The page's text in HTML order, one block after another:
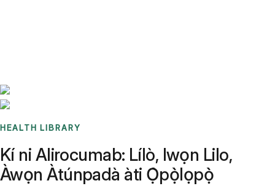
HEALTH LIBRARY
Kí ni Alirocumab: Lílò, Iwọn Lilo,
Àwọn Àtúnpadà àti Ọ̀pọ̀lọpọ̀